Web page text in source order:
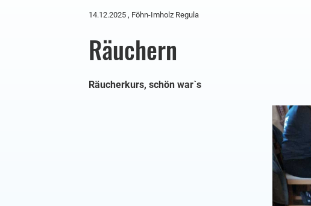
14.12.2025 , Föhn-Imholz Regula
Räuchern
Räucherkurs, schön war`s